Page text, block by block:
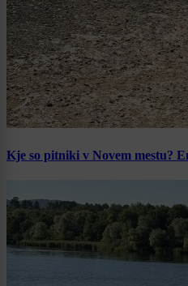
Kje so pitniki v Novem mestu?